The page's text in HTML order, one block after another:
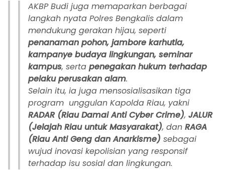
AKBP Budi juga memaparkan berbagai
langkah nyata Polres Bengkalis dalam
mendukung gerakan hijau, seperti
penanaman pohon, jambore karhutla,
kampanye budaya lingkungan, seminar
kampus, serta penegakan hukum terhadap
pelaku perusakan alam.
Selain itu, ia juga mensosialisasikan tiga
program unggulan Kapolda Riau, yakni
RADAR (Riau Damai Anti Cyber Crime), JALUR
(Jelajah Riau untuk Masyarakat), dan RAGA
(Riau Anti Geng dan Anarkisme) sebagai
wujud inovasi kepolisian yang responsif
terhadap isu sosial dan lingkungan.